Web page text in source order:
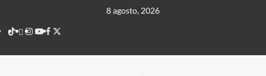
contenido
8 agosto, 2026
TikTok
threads
Instagram
Youtube
Facebook
X